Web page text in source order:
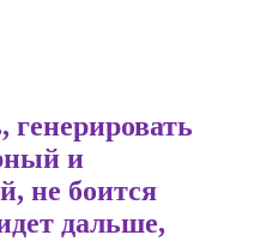
генерировать
и
не боится
дальше,